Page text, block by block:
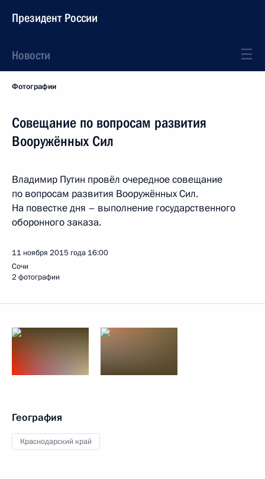
Президент России
Новости
Фотографии
Совещание по вопросам развития
Вооружённых Сил
Владимир Путин провёл очередное совещание
по вопросам развития Вооружённых Сил.
На повестке дня – выполнение государственного
оборонного заказа.
11 ноября 2015 года 16:00
Сочи
2 фотографии
География
Краснодарский край